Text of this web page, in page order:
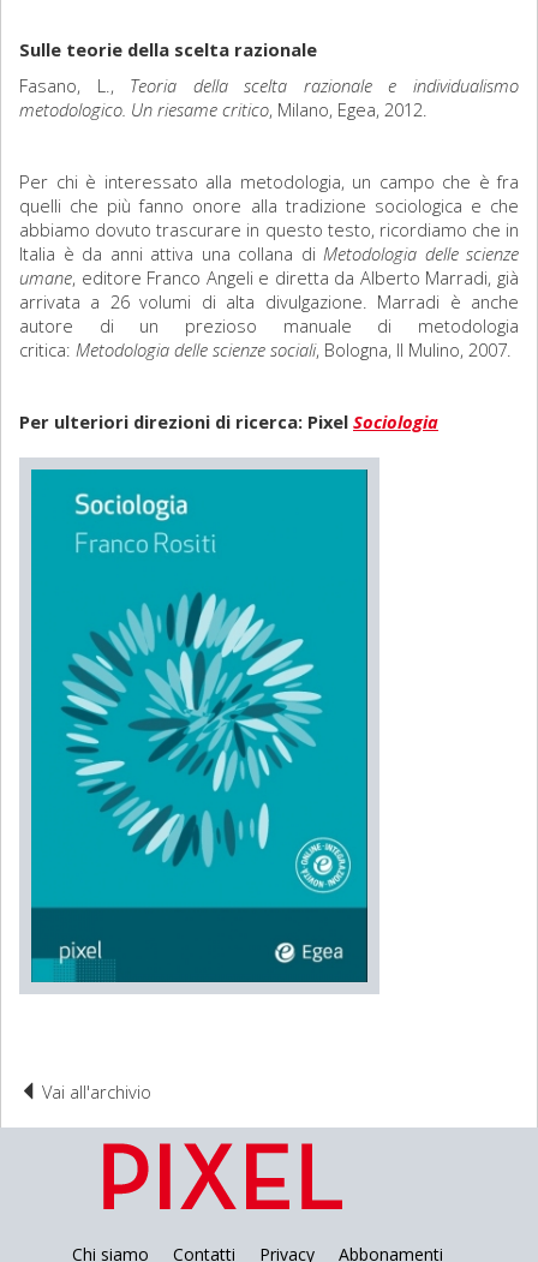
Sulle teorie della scelta razionale
Fasano, L., Teoria della scelta razionale e individualismo
metodologico. Un riesame critico, Milano, Egea, 2012.
Per chi è interessato alla metodologia, un campo che è fra
quelli che più fanno onore alla tradizione sociologica e che
abbiamo dovuto trascurare in questo testo, ricordiamo che in
Italia è da anni attiva una collana di Metodologia delle scienze
umane, editore Franco Angeli e diretta da Alberto Marradi, già
arrivata a 26 volumi di alta divulgazione. Marradi è anche
autore di un prezioso manuale di metodologia
critica: Metodologia delle scienze sociali, Bologna, Il Mulino, 2007.
Per ulteriori direzioni di ricerca: Pixel Sociologia
Vai all'archivio
Chi siamo Contatti Privacy Abbonamenti